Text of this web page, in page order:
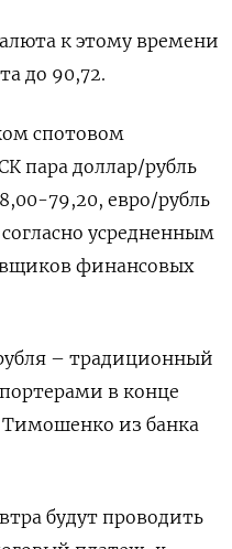
к этому времени
до 90,72.
спотовом
пара доллар/рубль
79,20, евро/рубль
усредненным
финансовых
– традиционный
в конце
из банка
будут проводить